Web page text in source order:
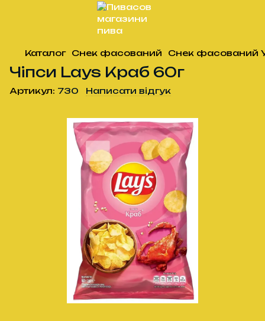
Каталог Снек фасований Снек фасований
Чіпси Lays Краб 60г
Артикул: 730 Написати відгук